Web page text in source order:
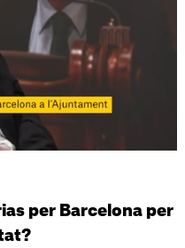
per Barcelona per